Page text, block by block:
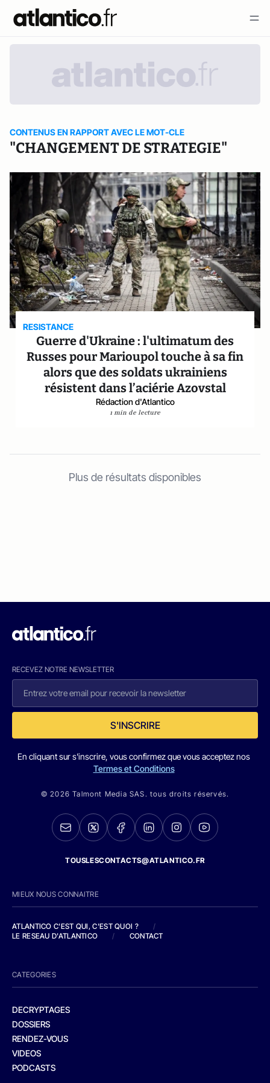
CONTENUS EN RAPPORT AVEC LE MOT-CLE
"CHANGEMENT DE STRATEGIE"
RESISTANCE
Guerre d'Ukraine : l'ultimatum des
Russes pour Marioupol touche à sa fin
alors que des soldats ukrainiens
résistent dans l’aciérie Azovstal
Rédaction d'Atlantico
1 min de lecture
Plus de résultats disponibles
RECEVEZ NOTRE NEWSLETTER
S'INSCRIRE
En cliquant sur s'inscrire, vous confirmez que vous acceptez nos
Termes et Conditions
© 2026 Talmont Media SAS. tous droits réservés.
TOUSLESCONTACTS@ATLANTICO.FR
MIEUX NOUS CONNAITRE
ATLANTICO C'EST QUI, C'EST QUOI ?
/
LE RESEAU D'ATLANTICO
/ CONTACT
CATEGORIES
DECRYPTAGES
DOSSIERS
RENDEZ-VOUS
VIDEOS
PODCASTS